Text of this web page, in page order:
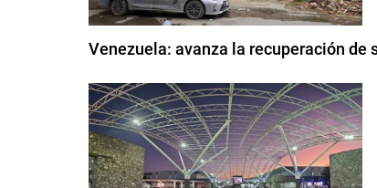
Venezuela: avanza la recuperación de